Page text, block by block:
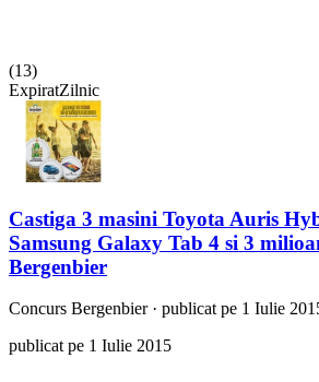
(13)
ExpiratZilnic
Castiga 3 masini Toyota Auris
Samsung Galaxy Tab 4 si 3
Bergenbier
Concurs Bergenbier· publicat pe 1 Iulie
publicat pe 1 Iulie 2015